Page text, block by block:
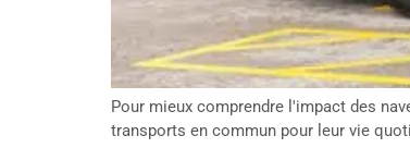
Pour mieux comprendre l'impact des
transports en commun pour leur vie